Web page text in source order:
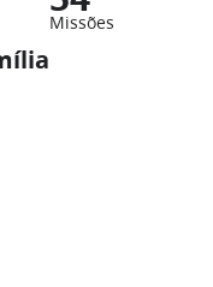
Missões